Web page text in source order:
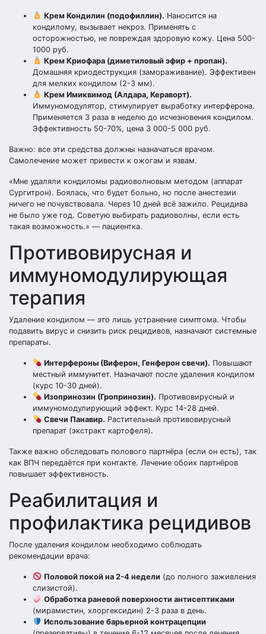
Крем Кондилин (подофиллин). Наносится на
кондилому, вызывает некроз. Применять с
осторожностью, не повреждая здоровую кожу. Цена 500-
1000 руб.
Крем Криофара (диметиловый эфир + пропан).
Домашняя криодеструкция (замораживание). Эффективен
для мелких кондилом (2-3 мм).
Крем Имиквимод (Алдара, Кераворт).
Иммуномодулятор, стимулирует выработку интерферона.
Применяется 3 раза в неделю до исчезновения кондилом.
Эффективность 50-70%, цена 3 000-5 000 руб.
Важно: все эти средства должны назначаться врачом.
Самолечение может привести к ожогам и язвам.
«Мне удаляли кондиломы радиоволновым методом (аппарат
Сургитрон). Боялась, что будет больно, но после анестезии
ничего не почувствовала. Через 10 дней всё зажило. Рецидива
не было уже год. Советую выбирать радиоволны, если есть
такая возможность.» — пациентка.
Противовирусная и
иммуномодулирующая
терапия
Удаление кондилом — это лишь устранение симптома. Чтобы
подавить вирус и снизить риск рецидивов, назначают системные
препараты.
Интерфероны (Виферон, Генферон свечи). Повышают
местный иммунитет. Назначают после удаления кондилом
(курс 10-30 дней).
Изопринозин (Гропринозин). Противовирусный и
иммуномодулирующий эффект. Курс 14-28 дней.
Свечи Панавир. Растительный противовирусный
препарат (экстракт картофеля).
Также важно обследовать полового партнёра (если он есть), так
как ВПЧ передаётся при контакте. Лечение обоих партнёров
повышает эффективность.
Реабилитация и
профилактика рецидивов
После удаления кондилом необходимо соблюдать
рекомендации врача:
Половой покой на 2-4 недели (до полного заживления
слизистой).
Обработка раневой поверхности антисептиками
(мирамистин, хлоргексидин) 2-3 раза в день.
Использование барьерной контрацепции